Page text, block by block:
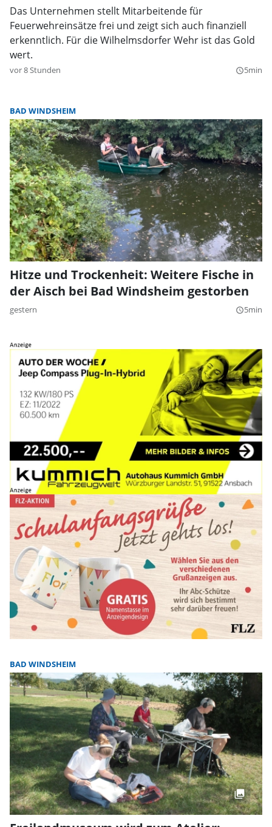
Das Unternehmen stellt Mitarbeitende für
Feuerwehreinsätze frei und zeigt sich auch finanziell
erkenntlich. Für die Wilhelmsdorfer Wehr ist das Gold
wert.
vor 8 Stunden query_builder5min
BAD WINDSHEIM
Hitze und Trockenheit: Weitere Fische in
der Aisch bei Bad Windsheim gestorben
gestern query_builder5min
BAD WINDSHEIM